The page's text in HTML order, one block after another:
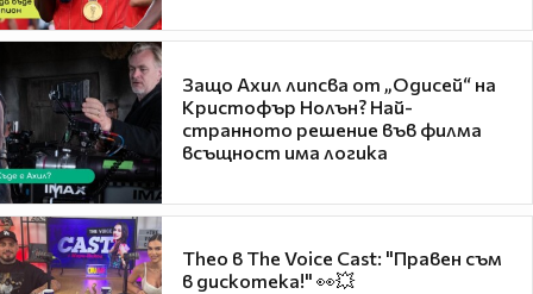
Защо Ахил липсва от „Одисей“ на
Кристофър Нолън? Най-
странното решение във филма
всъщност има логика
Theo в The Voice Cast: "Правен съм
в дискотека!" 👀💥